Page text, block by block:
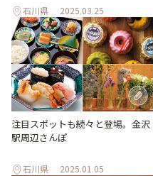
石川県 2025.03.25
注目スポットも続々と登場。金沢
駅周辺さんぽ
石川県 2025.01.05